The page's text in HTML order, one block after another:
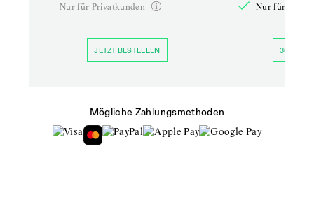
—
Nur für Privatkunden
JETZT BESTELLEN
Nur für
30 TAGE
Mögliche Zahlungsmethoden